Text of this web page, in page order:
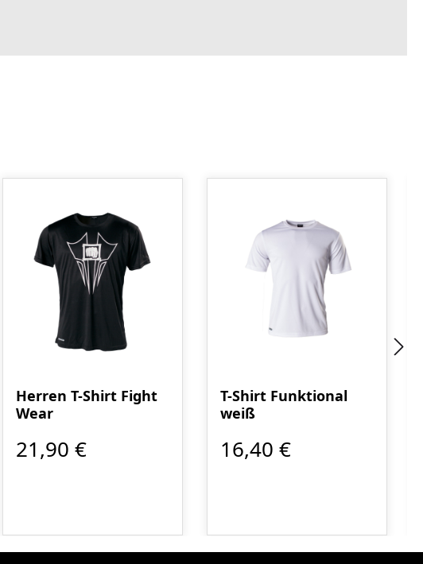
Herren T-Shirt Fight
Wear
21,90 €
T-Shirt Funktional
weiß
16,40 €